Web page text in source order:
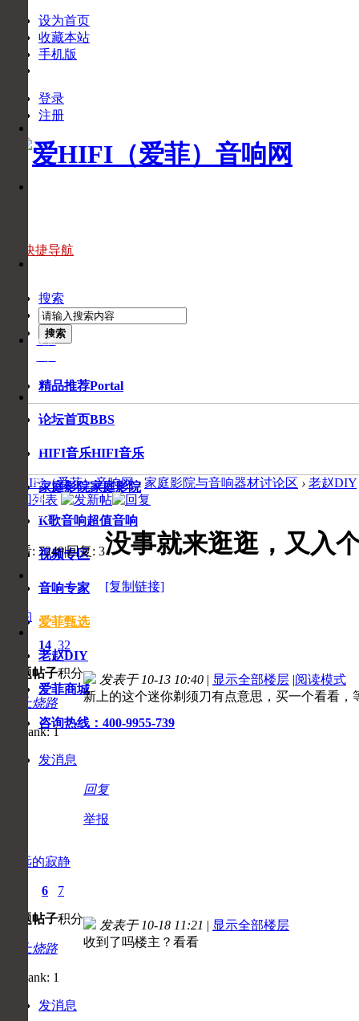
下
APP
官
条
免费
响
家
线
咨
询
藏
收
藏
本
页
设为首页
收藏本站
手机版
登录
注册
快捷导航
搜索
搜索
精品推荐Portal
论坛首页BBS
HIFI音乐HIFI音乐
家庭影院家庭影院
K歌音响超值音响
视频专区
音响专家
爱菲甄选
老赵DIY
爱菲商城
咨询热线：400-9955-739
爱HIFI（爱菲）音响网 › 家庭影院与音响器材讨论区 › 老赵DIY
返回列表
查看: 7249|回复: 3没事就来逛逛，又入
[复制链接]
独钓
主题
14
帖子
32
积分
初上烧路
发消息
发表于 10-13 10:40 | 显示全部楼层 |阅读模式
新上的这个迷你剃须刀有点意思，买一个看看，
回复
举报
遥远的寂静
主题
6
帖子
7
积分
初上烧路
发消息
发表于 10-18 11:21 | 显示全部楼层
收到了吗楼主？看看